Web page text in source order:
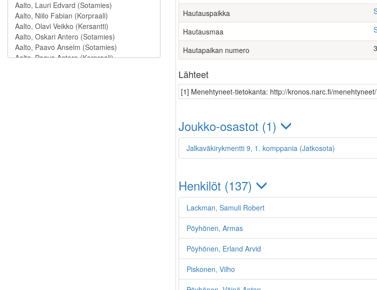
Hautauspaikka
Hautausmaa
Hautapaikan numero
Lähteet
[1] Menehtyneet-tietokanta: http://kronos.narc.fi/menehtyneet/
Joukko-osastot (1)
Jalkaväkirykmentti 9, 1. komppania (Jatkosota)
Henkilöt (137)
Lackman, Samuli Robert
Pöyhönen, Armas
Pöyhönen, Erland Arvid
Piskonen, Vilho